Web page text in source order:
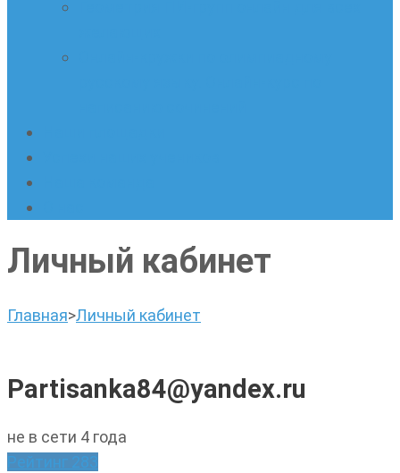
Личный кабинет
Главная>Личный кабинет
Partisanka84@yandex.ru
не в сети 4 года
Рейтинг 283